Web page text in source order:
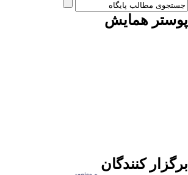
پوستر همایش
برگزار کنندگان